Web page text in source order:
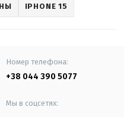
IPHONE 15
Номер телефона:
+38 044 390 5077
Мы в соцсетях: